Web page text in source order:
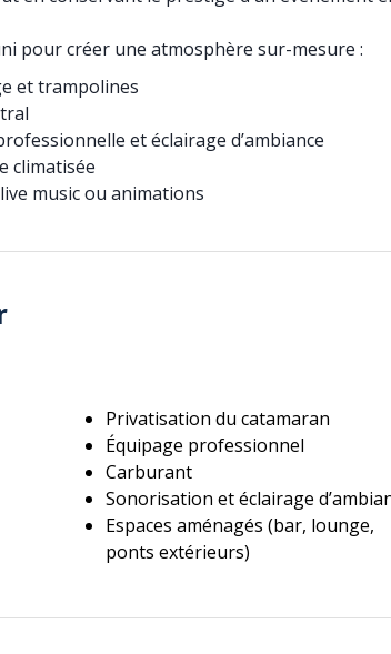
pour créer une atmosphère sur-mesure :
et trampolines
et éclairage d’ambiance
climatisée
music ou animations
Privatisation du catamaran
Équipage professionnel
Carburant
Sonorisation et éclairage
Espaces aménagés (bar, lounge,
ponts extérieurs)